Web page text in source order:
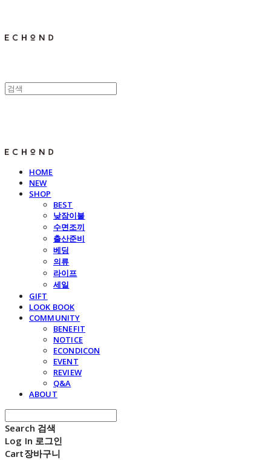
HOME
NEW
SHOP
BEST
낮잠이불
수면조끼
출산준비
베딩
의류
라이프
세일
GIFT
LOOK BOOK
COMMUNITY
BENEFIT
NOTICE
ECONDICON
EVENT
REVIEW
Q&A
ABOUT
Search 검색
Log In 로그인
Cart장바구니